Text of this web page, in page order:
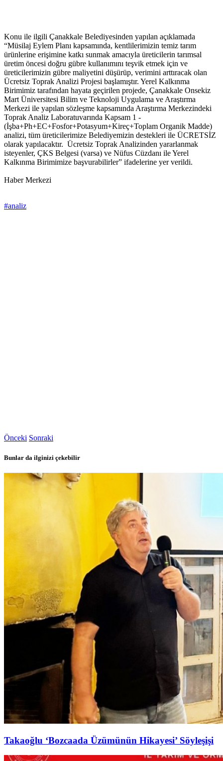
Konu ile ilgili Çanakkale Belediyesinden yapılan açıklamada
“Müsilaj Eylem Planı kapsamında, kentlilerimizin temiz tarım
ürünlerine erişimine katkı sunmak amacıyla üreticilerin tarımsal
üretim öncesi doğru gübre kullanımını teşvik etmek için ve
üreticilerimizin gübre maliyetini düşürüp, verimini arttıracak olan
Ücretsiz Toprak Analizi Projesi başlamıştır. Yerel Kalkınma
Birimimiz tarafından hayata geçirilen projede, Çanakkale Onsekiz
Mart Üniversitesi Bilim ve Teknoloji Uygulama ve Araştırma
Merkezi ile yapılan sözleşme kapsamında Araştırma Merkezindeki
Toprak Analiz Laboratuvarında Kapsam 1 -
(İşba+Ph+EC+Fosfor+Potasyum+Kireç+Toplam Organik Madde)
analizi, tüm üreticilerimize Belediyemizin destekleri ile ÜCRETSİZ
olarak yapılacaktır. Ücretsiz Toprak Analizinden yararlanmak
isteyenler, ÇKS Belgesi (varsa) ve Nüfus Cüzdanı ile Yerel
Kalkınma Birimimize başvurabilirler” ifadelerine yer verildi.
Haber Merkezi
#analiz
Önceki Sonraki
Bunlar da ilginizi çekebilir
Takaoğlu ‘Bozcaada Üzümünün Hikayesi’ Söyleşişi